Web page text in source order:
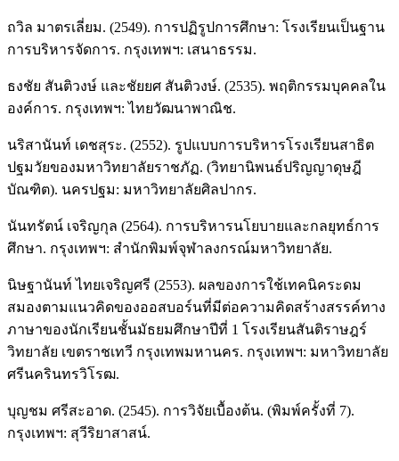
ถวิล มาตรเลี่ยม. (2549). การปฏิรูปการศึกษา: โรงเรียนเป็นฐาน
การบริหารจัดการ. กรุงเทพฯ: เสนาธรรม.
ธงชัย สันติวงษ์ และชัยยศ สันติวงษ์. (2535). พฤติกรรมบุคคลใน
องค์การ. กรุงเทพฯ: ไทยวัฒนาพาณิช.
นริสานันท์ เดชสุระ. (2552). รูปแบบการบริหารโรงเรียนสาธิต
ปฐมวัยของมหาวิทยาลัยราชภัฏ. (วิทยานิพนธ์ปริญญาดุษฎี
บัณฑิต). นครปฐม: มหาวิทยาลัยศิลปากร.
นันทรัตน์ เจริญกุล (2564). การบริหารนโยบายและกลยุทธ์การ
ศึกษา. กรุงเทพฯ: สำนักพิมพ์จุฬาลงกรณ์มหาวิทยาลัย.
นิษฐานันท์ ไทยเจริญศรี (2553). ผลของการใช้เทคนิคระดม
สมองตามแนวคิดของออสบอร์นที่มีต่อความคิดสร้างสรรค์ทาง
ภาษาของนักเรียนชั้นมัธยมศึกษาปีที่ 1 โรงเรียนสันติราษฎร์
วิทยาลัย เขตราชเทวี กรุงเทพมหานคร. กรุงเทพฯ: มหาวิทยาลัย
ศรีนครินทรวิโรฒ.
บุญชม ศรีสะอาด. (2545). การวิจัยเบื้องต้น. (พิมพ์ครั้งที่ 7).
กรุงเทพฯ: สุวีริยาสาสน์.